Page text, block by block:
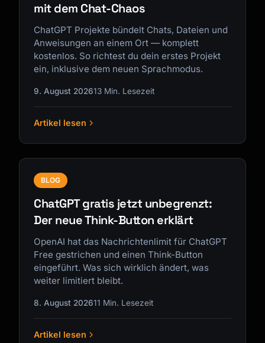
mit dem Chat-Chaos
ChatGPT Projekte bündelt Chats, Dateien und
Anweisungen an einem Ort — komplett
kostenlos. So richtest du dein erstes Projekt
ein, inklusive dem neuen Sprachmodus.
9. August 202613 Min. Lesezeit
Artikel lesen
BLOG
ChatGPT gratis jetzt unbegrenzt:
Der neue Think-Button erklärt
OpenAI hat das Nachrichtenlimit für ChatGPT
Free gestrichen und einen Think-Button
eingeführt. Was sich wirklich ändert, was
weiter limitiert bleibt.
8. August 202611 Min. Lesezeit
Artikel lesen